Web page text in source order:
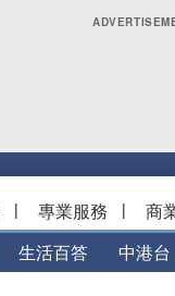
| 專業服務 | 商
生活百答 中港台